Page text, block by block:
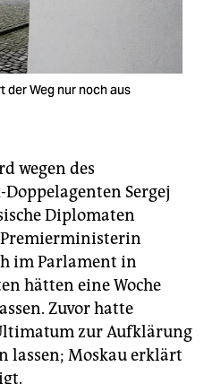
der Weg nur noch aus
wegen des
Sergej
Diplomaten
Premierministerin
im Parlament in
hätten eine Woche
Zuvor hatte
zur Aufklärung
lassen; Moskau erklärt